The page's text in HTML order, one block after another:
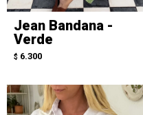
Jean Bandana -
Verde
$ 6.300